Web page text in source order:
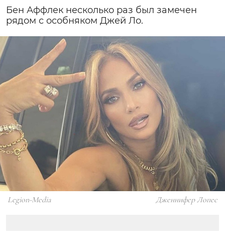
Бен Аффлек несколько раз был замечен
рядом с особняком Джей Ло.
Legion-Media Дженнифер Лопес